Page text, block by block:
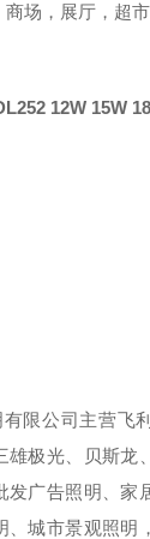
场，展厅，超市
12W 15W
限公司主营飞
雄极光、贝斯龙
发广告照明、家
、城市景观照明